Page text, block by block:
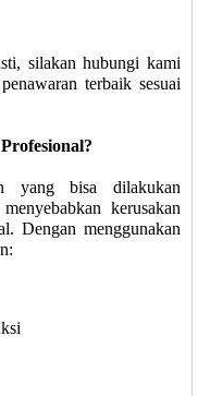
silakan hubungi kami
terbaik sesuai
yang bisa dilakukan
kerusakan
Dengan menggunakan